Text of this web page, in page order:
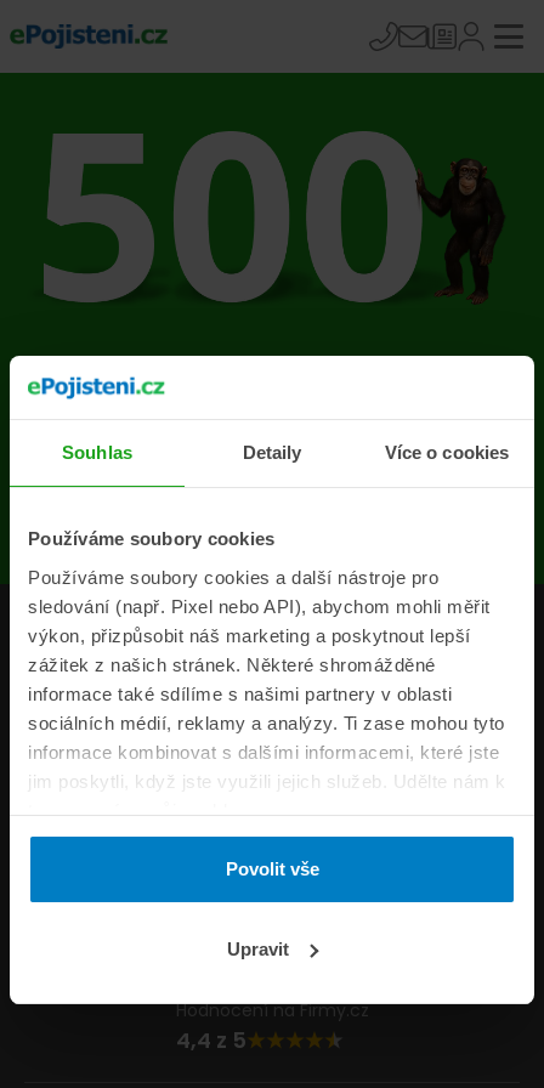
Souhlas Detaily Více o cookies
Používáme soubory cookies
Používáme soubory cookies a další nástroje pro
sledování (např. Pixel nebo API), abychom mohli měřit
výkon, přizpůsobit náš marketing a poskytnout lepší
zážitek z našich stránek. Některé shromážděné
informace také sdílíme s našimi partnery v oblasti
sociálních médií, reklamy a analýzy. Ti zase mohou tyto
informace kombinovat s dalšími informacemi, které jste
jim poskytli, když jste využili jejich služeb. Udělte nám k
tomu prosím svůj souhlas.
Povolit vše
Upravit
Na stránce se vyskytla
chyba
Produkty
Pojišťovny
Informace
ePojisteni.cz
Formuláře
Napište nám
Hodnocení na Firmy.cz
4,4 z 5